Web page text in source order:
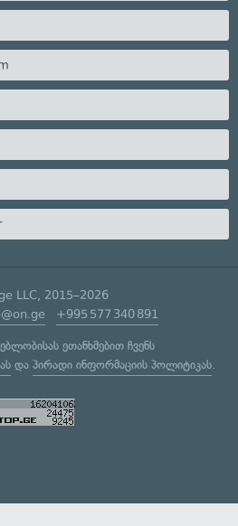
LLC, 2015–2026
+995 577 340 891
ეთანხმებით ჩვენს
და პირადი ინფორმაციის პოლიტიკას.